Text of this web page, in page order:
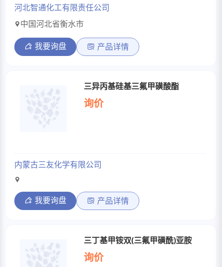
河北智通化工有限责任公司
中国河北省衡水市
我要询盘 产品详情
三异丙基硅基三氟甲磺酸酯
询价
内蒙古三友化学有限公司
我要询盘 产品详情
三丁基甲铵双(三氟甲磺酰)亚胺
询价